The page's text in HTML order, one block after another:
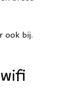
ook bij.